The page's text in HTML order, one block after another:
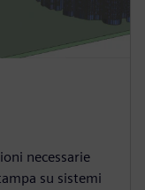
necessarie
su sistemi